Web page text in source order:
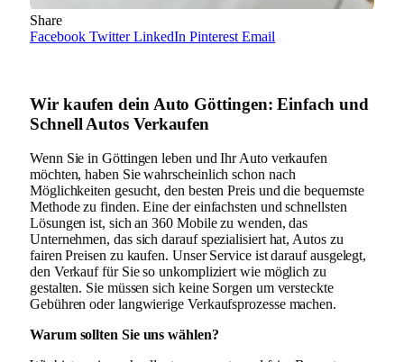
Share
Facebook Twitter LinkedIn Pinterest Email
Wir kaufen dein Auto Göttingen: Einfach und
Schnell Autos Verkaufen
Wenn Sie in Göttingen leben und Ihr Auto verkaufen
möchten, haben Sie wahrscheinlich schon nach
Möglichkeiten gesucht, den besten Preis und die bequemste
Methode zu finden. Eine der einfachsten und schnellsten
Lösungen ist, sich an 360 Mobile zu wenden, das
Unternehmen, das sich darauf spezialisiert hat, Autos zu
fairen Preisen zu kaufen. Unser Service ist darauf ausgelegt,
den Verkauf für Sie so unkompliziert wie möglich zu
gestalten. Sie müssen sich keine Sorgen um versteckte
Gebühren oder langwierige Verkaufsprozesse machen.
Warum sollten Sie uns wählen?